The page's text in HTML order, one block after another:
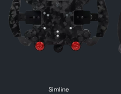
Simline